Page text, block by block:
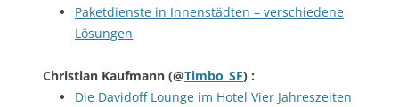
Paketdienste in Innenstädten – verschiedene
Lösungen
Christian Kaufmann (@Timbo_SF) :
Die Davidoff Lounge im Hotel Vier Jahreszeiten